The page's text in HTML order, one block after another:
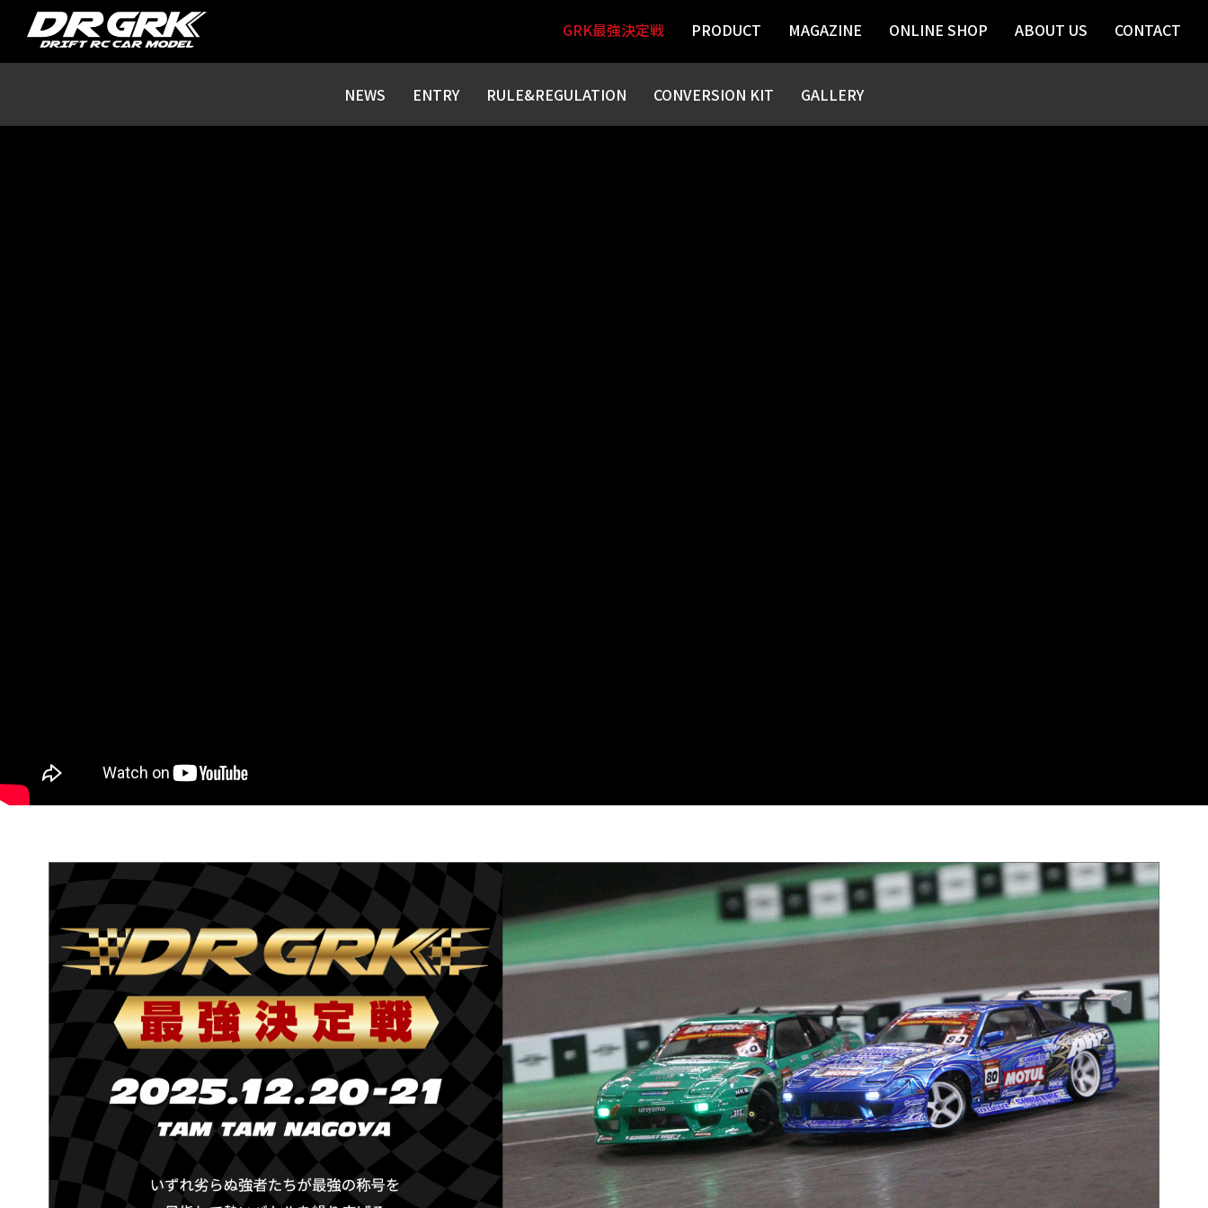
GRK最強決定戦 PRODUCT MAGAZINE ONLINE SHOP ABOUT US CONTACT
NEWS ENTRY RULE&REGULATION CONVERSION KIT GALLERY